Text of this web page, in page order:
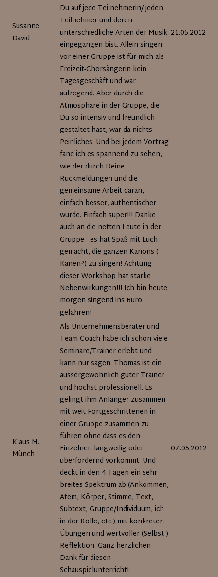
Susanne
David
Du auf jede Teilnehmerin/ jeden
Teilnehmer und deren
unterschiedliche Arten der Musik
eingegangen bist. Allein singen
vor einer Gruppe ist für mich als
Freizeit-Chorsängerin kein
Tagesgeschäft und war
aufregend. Aber durch die
Atmosphäre in der Gruppe, die
Du so intensiv und freundlich
gestaltet hast, war da nichts
Peinliches. Und bei jedem Vortrag
fand ich es spannend zu sehen,
wie der durch Deine
Rückmeldungen und die
gemeinsame Arbeit daran,
einfach besser, authentischer
wurde. Einfach super!!! Danke
auch an die netten Leute in der
Gruppe - es hat Spaß mit Euch
gemacht, die ganzen Kanons (
Kanen?) zu singen! Achtung -
dieser Workshop hat starke
Nebenwirkungen!!! Ich bin heute
morgen singend ins Büro
gefahren!
21.05.2012
Klaus M.
Münch
Als Unternehmensberater und
Team-Coach habe ich schon viele
Seminare/Trainer erlebt und
kann nur sagen: Thomas ist ein
aussergewöhnlich guter Trainer
und höchst professionell. Es
gelingt ihm Anfänger zusammen
mit weit Fortgeschrittenen in
einer Gruppe zusammen zu
führen ohne dass es den
Einzelnen langweilig oder
überfordernd vorkommt. Und
deckt in den 4 Tagen ein sehr
breites Spektrum ab (Ankommen,
Atem, Körper, Stimme, Text,
Subtext, Gruppe/Individuum, ich
in der Rolle, etc.) mit konkreten
Übungen und wertvoller (Selbst-)
Reflektion. Ganz herzlichen
Dank für diesen
Schauspielunterricht!
07.05.2012